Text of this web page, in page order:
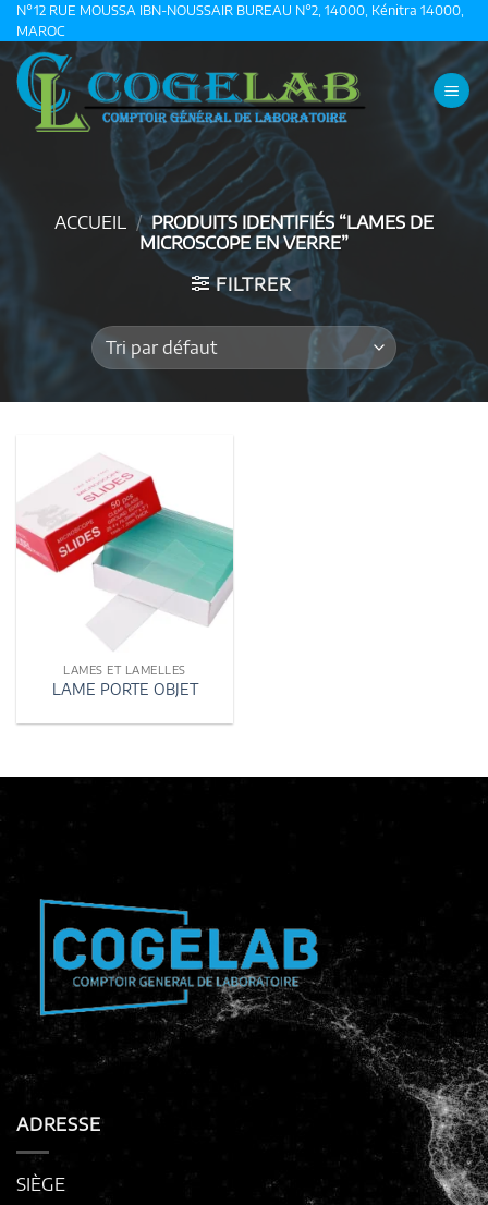
Passer
au
contenu
N°12 RUE MOUSSA IBN-NOUSSAIR BUREAU N°2, 14000, Kénitra 14000,
MAROC
ACCUEIL / PRODUITS IDENTIFIÉS “LAMES DE
MICROSCOPE EN VERRE”
FILTRER
LAMES ET LAMELLES
LAME PORTE OBJET
ADRESSE
SIÈGE